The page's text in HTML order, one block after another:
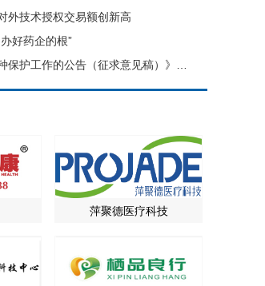
外技术授权交易额创新高
好药企的根”
萍聚德医疗科技